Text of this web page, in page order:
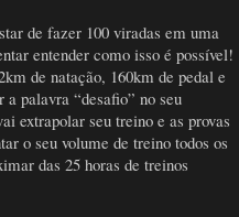
de fazer 100 viradas em uma
entender como isso é possível!
de natação, 160km de pedal e
palavra “desafio” no seu
extrapolar seu treino e as provas
o seu volume de treino todos os
das 25 horas de treinos